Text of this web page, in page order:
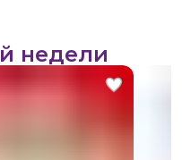
недели